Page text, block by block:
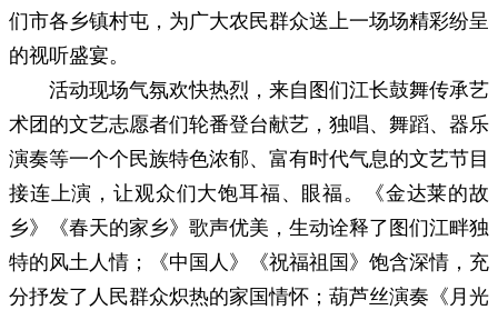
们市各乡镇村屯，为广大农民群众送上一场场精彩纷呈
的视听盛宴。
活动现场气氛欢快热烈，来自图们江长鼓舞传承艺
术团的文艺志愿者们轮番登台献艺，独唱、舞蹈、器乐
演奏等一个个民族特色浓郁、富有时代气息的文艺节目
接连上演，让观众们大饱耳福、眼福。《金达莱的故
乡》《春天的家乡》歌声优美，生动诠释了图们江畔独
特的风土人情；《中国人》《祝福祖国》饱含深情，充
分抒发了人民群众炽热的家国情怀；葫芦丝演奏《月光